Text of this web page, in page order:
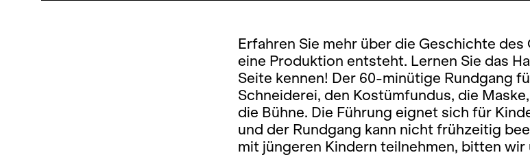
Erfahren Sie mehr über die Geschichte des
eine Produktion entsteht. Lernen Sie das
Seite kennen! Der 60-minütige Rundgang
Schneiderei, den Kostümfundus, die
die Bühne. Die Führung eignet sich für
und der Rundgang kann nicht frühzeitig
mit jüngeren Kindern teilnehmen, bitten wir